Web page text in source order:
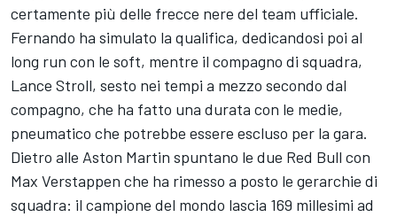
certamente più delle frecce nere del team ufficiale.
Fernando ha simulato la qualifica, dedicandosi poi al
long run con le soft, mentre il compagno di squadra,
Lance Stroll, sesto nei tempi a mezzo secondo dal
compagno, che ha fatto una durata con le medie,
pneumatico che potrebbe essere escluso per la gara.
Dietro alle Aston Martin spuntano le due Red Bull con
Max Verstappen che ha rimesso a posto le gerarchie di
squadra: il campione del mondo lascia 169 millesimi ad